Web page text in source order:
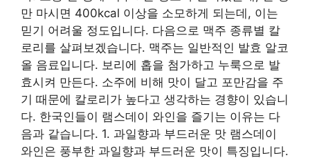
만 마시면 400kcal 이상을 소모하게 되는데, 이는
믿기 어려울 정도입니다. 다음으로 맥주 종류별 칼
로리를 살펴보겠습니다. 맥주는 일반적인 발효 알코
올 음료입니다. 보리에 홉을 첨가하고 누룩으로 발
효시켜 만든다. 소주에 비해 맛이 달고 포만감을 주
기 때문에 칼로리가 높다고 생각하는 경향이 있습니
다. 한국인들이 램스데이 와인을 즐기는 이유는 다
음과 같습니다. 1. 과일향과 부드러운 맛 램스데이
와인은 풍부한 과일향과 부드러운 맛이 특징입니다.